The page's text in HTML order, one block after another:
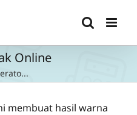
Online
membuat hasil warna